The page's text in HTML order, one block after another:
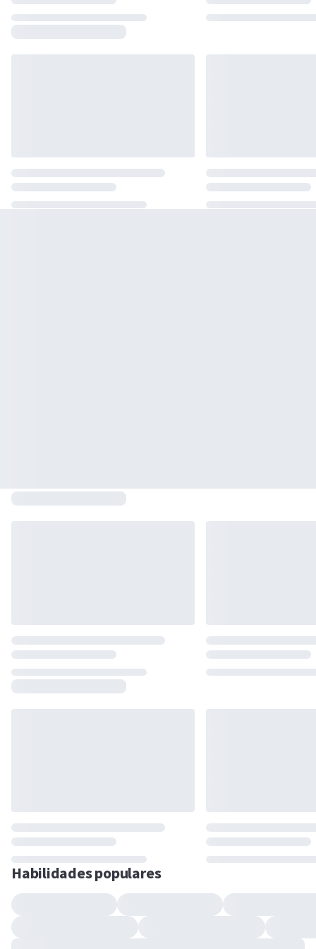
Habilidades populares